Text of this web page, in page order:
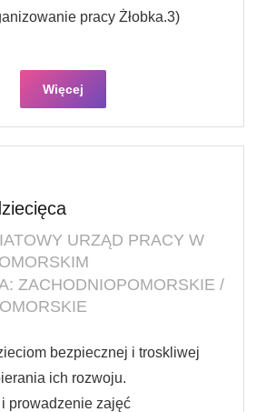
pracy Żłobka.3)
Więcej
URZĄD PRACY W
ZACHODNIOPOMORSKIE /
bezpiecznej i troskliwej
ich rozwoju.
prowadzenie zajęć